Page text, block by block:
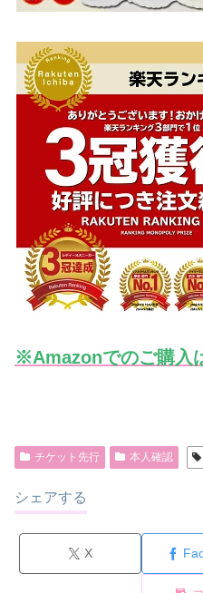
※Amazonでのご購入
チケット先行 本人確認
シェアする
X